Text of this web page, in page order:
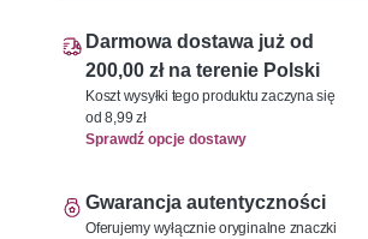
Darmowa dostawa już od
200,00 zł na terenie Polski
Koszt wysyłki tego produktu zaczyna się
od 8,99 zł
Sprawdź opcje dostawy
Gwarancja autentyczności
Oferujemy wyłącznie oryginalne znaczki